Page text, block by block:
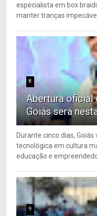
especialista em box
manter tranças
8
Abertura oficial
Goiás será
Durante cinco dias,
tecnológica em cultura
educação e
9